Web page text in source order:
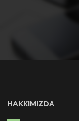
HAKKIMIZDA